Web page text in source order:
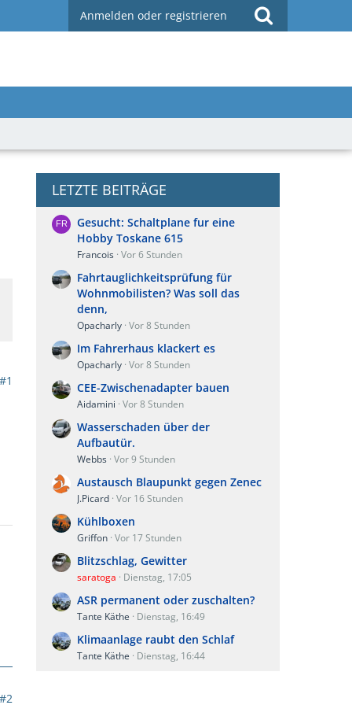
Anmelden oder registrieren
#1
#2
LETZTE BEITRÄGE
Gesucht: Schaltplane fur eine
Hobby Toskane 615
Francois Vor 6 Stunden
Fahrtauglichkeitsprüfung für
Wohnmobilisten? Was soll das
denn,
Opacharly Vor 8 Stunden
Im Fahrerhaus klackert es
Opacharly Vor 8 Stunden
CEE-Zwischenadapter bauen
Aidamini Vor 8 Stunden
Wasserschaden über der
Aufbautür.
Webbs Vor 9 Stunden
Austausch Blaupunkt gegen Zenec
J.Picard Vor 16 Stunden
Kühlboxen
Griffon Vor 17 Stunden
Blitzschlag, Gewitter
saratoga Dienstag, 17:05
ASR permanent oder zuschalten?
Tante Käthe Dienstag, 16:49
Klimaanlage raubt den Schlaf
Tante Käthe Dienstag, 16:44